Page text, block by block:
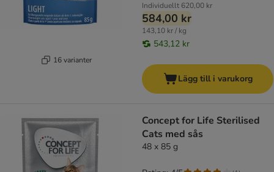
16 varianter
Individuellt 620,00 kr
584,00 kr
143,10 kr / kg
543,12 kr
Lägg till i varukorg
Concept for Life Sterilised
Cats med sås
48 x 85 g